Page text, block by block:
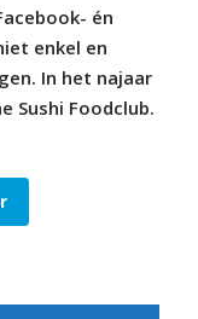
én
enkel en
In het najaar
Sushi Foodclub.